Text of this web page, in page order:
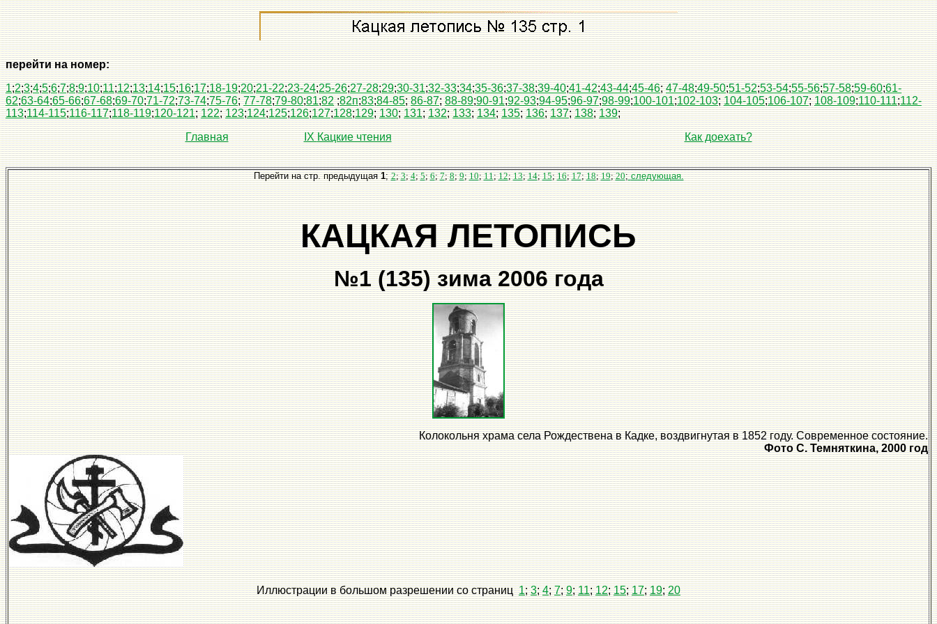
перейти на номер:
1;2;3;4;5;6;7;8;9;10;11;12;13;14;15;16;17;18-19;20;21-22;23-24;25-26;27-28;29;30-31;32-33;34;35-36;37-38;39-40;41-42;43-44;45-46; 47-48;49-50;51-52;53-54;55-56;57-58;59-60;61-
62;63-64;65-66;67-68;69-70;71-72;73-74;75-76; 77-78;79-80;81;82 ;82п;83;84-85; 86-87; 88-89;90-91;92-93;94-95;96-97;98-99;100-101;102-103; 104-105;106-107; 108-109;110-111;112-
113;114-115;116-117;118-119;120-121; 122;123;124;125;126;127;128;129;130;131;132;133;134;135;136;137;138;139;
Главная
IXКацкие чтения Как доехать?
Перейти на стр. предыдущая1;2;3;4;5;6;7;8;9;10;11;12;13;14;15;16;17;18;19;20; следующая.
КАЦКАЯ ЛЕТОПИСЬ
№1 (135) зима 2006 года
Колокольня храма села Рождествена в Кадке, воздвигнутая в 1852 году. Современное состояние.
Фото С. Темняткина, 2000 год
Иллюстрации в большом разрешении со страниц1;3;4;7;9;11;12;15;17;19;20